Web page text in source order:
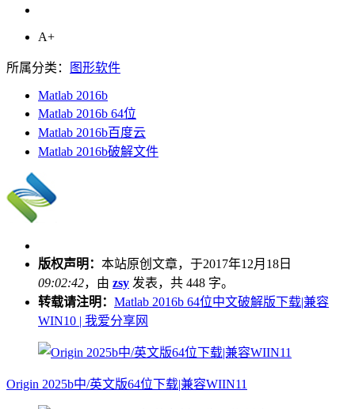
A+
所属分类： 图形软件
Matlab 2016b
Matlab 2016b 64位
Matlab 2016b百度云
Matlab 2016b破解文件
版权声明： 本站原创文章，于2017年12月18日
09:02:42，由 zsy 发表，共 448 字。
转载请注明： Matlab 2016b 64位中文破解版下载|兼容
WIN10 | 我爱分享网
Origin 2025b中/英文版64位下载|兼容WIIN11